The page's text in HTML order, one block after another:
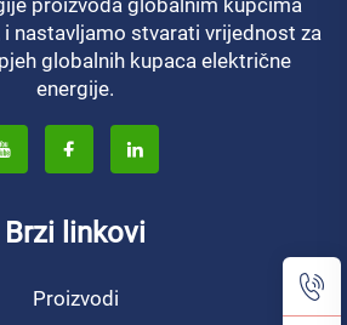
proizvoda globalnim kupcima
nastavljamo stvarati vrijednost za
globalnih kupaca električne
energije.
Brzi linkovi
Proizvodi